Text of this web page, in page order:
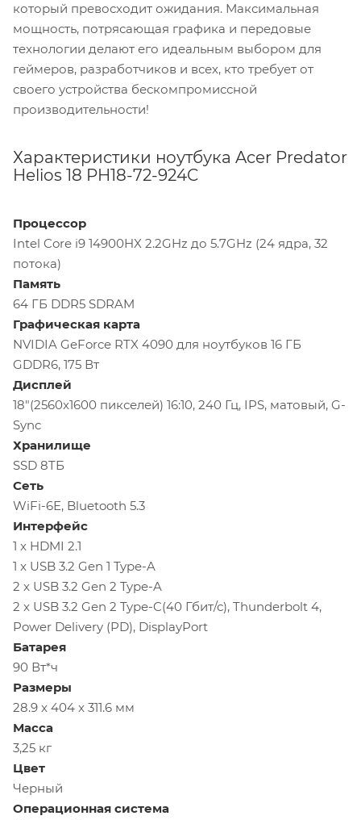
который превосходит ожидания. Максимальная
мощность, потрясающая графика и передовые
технологии делают его идеальным выбором для
геймеров, разработчиков и всех, кто требует от
своего устройства бескомпромиссной
производительности!
Характеристики ноутбука Acer Predator
Helios 18 PH18-72-924C
Процессор
Intel Core i9 14900HX 2.2GHz до 5.7GHz (24 ядра, 32
потока)
Память
64 ГБ DDR5 SDRAM
Графическая карта
NVIDIA GeForce RTX 4090 для ноутбуков 16 ГБ
GDDR6, 175 Вт
Дисплей
18"(2560x1600 пикселей) 16:10, 240 Гц, IPS, матовый, G-
Sync
Хранилище
SSD 8TБ
Сеть
WiFi-6Е, Bluetooth 5.3
Интерфейс
1 x HDMI 2.1
1 x USB 3.2 Gen 1 Type-A
2 x USB 3.2 Gen 2 Type-A
2 x USB 3.2 Gen 2 Type-C(40 Гбит/с), Thunderbolt 4,
Power Delivery (PD), DisplayPort
Батарея
90 Вт*ч
Размеры
28.9 x 404 x 311.6 мм
Масса
3,25 кг
Цвет
Черный
Операционная система